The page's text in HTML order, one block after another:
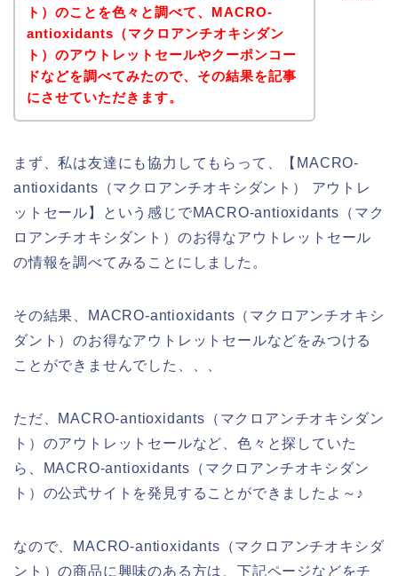
ト）のことを色々と調べて、MACRO-
antioxidants（マクロアンチオキシダン
ト）のアウトレットセールやクーポンコー
ドなどを調べてみたので、その結果を記事
にさせていただきます。
まず、私は友達にも協力してもらって、【MACRO-
antioxidants（マクロアンチオキシダント） アウトレ
ットセール】という感じでMACRO-antioxidants（マク
ロアンチオキシダント）のお得なアウトレットセール
の情報を調べてみることにしました。
その結果、MACRO-antioxidants（マクロアンチオキシ
ダント）のお得なアウトレットセールなどをみつける
ことができませんでした、、、
ただ、MACRO-antioxidants（マクロアンチオキシダン
ト）のアウトレットセールなど、色々と探していた
ら、MACRO-antioxidants（マクロアンチオキシダン
ト）の公式サイトを発見することができましたよ～♪
なので、MACRO-antioxidants（マクロアンチオキシダ
ント）の商品に興味のある方は、下記ページなどをチ